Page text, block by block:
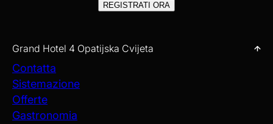
REGISTRATI ORA
Grand Hotel 4 Opatijska Cvijeta
Contatta
Sistemazione
Offerte
Gastronomia